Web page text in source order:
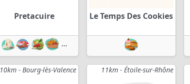
Pretacuire
...
Le Temps Des Cookies
10km - Bourg-lès-Valence 11km - Étoile-sur-Rhône